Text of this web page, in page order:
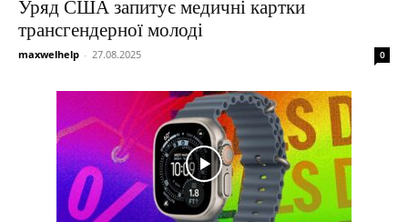
Уряд США запитує медичні картки
трансгендерної молоді
maxwelhelp - 27.08.2025 0